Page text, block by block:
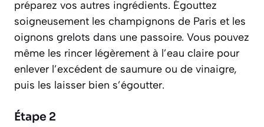
préparez vos autres ingrédients. Égouttez
soigneusement les champignons de Paris et les
oignons grelots dans une passoire. Vous pouvez
même les rincer légèrement à l’eau claire pour
enlever l’excédent de saumure ou de vinaigre,
puis les laisser bien s’égoutter.
Étape 2